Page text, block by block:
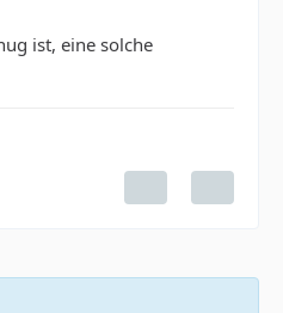
ist, eine solche